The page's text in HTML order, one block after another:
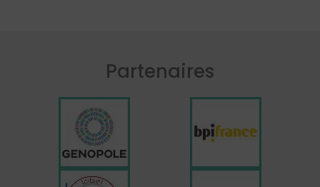
Partenaires